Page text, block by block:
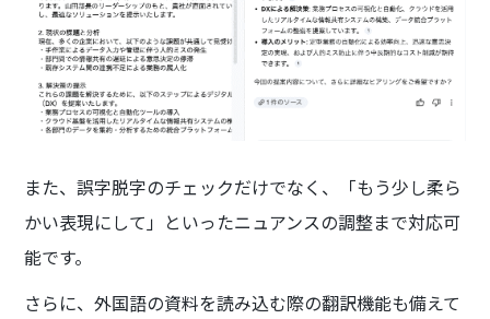
また、誤字脱字のチェックだけでなく、「もう少し柔ら
かい表現にして」といったニュアンスの調整まで対応可
能です。
さらに、外国語の資料を読み込む際の翻訳機能も備えて